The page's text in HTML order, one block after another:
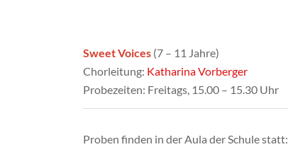
Sweet Voices (7 – 11 Jahre)
Chorleitung: Katharina Vorberger
Probezeiten: Freitags, 15.00 – 15.30 Uhr
Proben finden in der Aula der Schule statt: